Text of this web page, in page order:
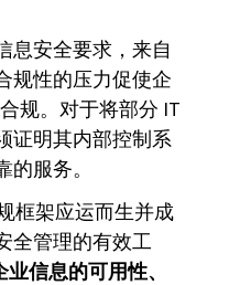
息安全要求，来自
规性的压力促使企
规。对于将部分 IT
证明其内部控制系
服务。
框架应运而生并成
全管理的有效工
信息的可用性、